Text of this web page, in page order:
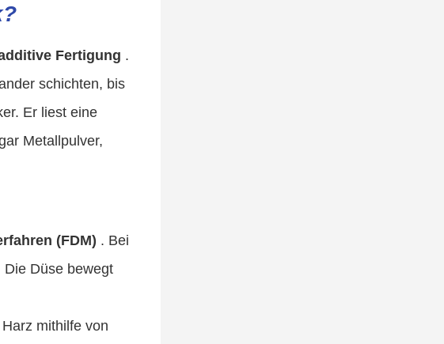
Fertigung .
schichten, bis
Er liest eine
Metallpulver,
(FDM) . Bei
Düse bewegt
mithilfe von